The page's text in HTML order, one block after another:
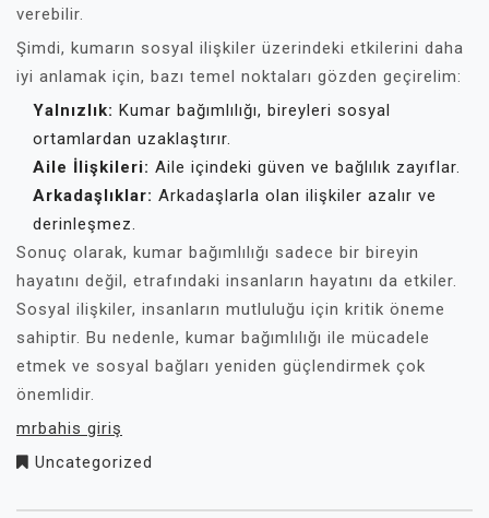
verebilir.
Şimdi, kumarın sosyal ilişkiler üzerindeki etkilerini daha
iyi anlamak için, bazı temel noktaları gözden geçirelim:
Yalnızlık: Kumar bağımlılığı, bireyleri sosyal
ortamlardan uzaklaştırır.
Aile İlişkileri: Aile içindeki güven ve bağlılık zayıflar.
Arkadaşlıklar: Arkadaşlarla olan ilişkiler azalır ve
derinleşmez.
Sonuç olarak, kumar bağımlılığı sadece bir bireyin
hayatını değil, etrafındaki insanların hayatını da etkiler.
Sosyal ilişkiler, insanların mutluluğu için kritik öneme
sahiptir. Bu nedenle, kumar bağımlılığı ile mücadele
etmek ve sosyal bağları yeniden güçlendirmek çok
önemlidir.
mrbahis giriş
Uncategorized